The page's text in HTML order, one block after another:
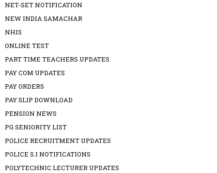
NET-SET NOTIFICATION
NEW INDIA SAMACHAR
NHIS
ONLINE TEST
PART TIME TEACHERS UPDATES
PAY COM UPDATES
PAY ORDERS
PAY SLIP DOWNLOAD
PENSION NEWS
PG SENIORITY LIST
POLICE RECRUITMENT UPDATES
POLICE S.I NOTIFICATIONS
POLYTECHNIC LECTURER UPDATES